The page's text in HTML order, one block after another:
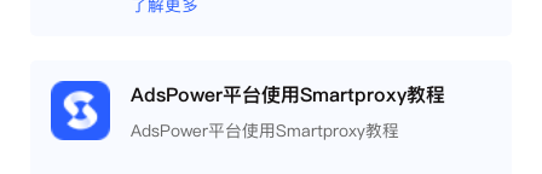
AdsPower平台使用Smartproxy教程
AdsPower平台使用Smartproxy教程